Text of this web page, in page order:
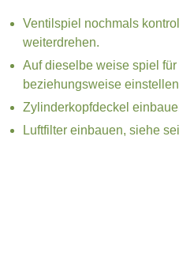
Ventilspiel nochmals
weiterdrehen.
Auf dieselbe weise spiel
beziehungsweise
Zylinderkopfdeckel
Luftfilter einbauen, siehe